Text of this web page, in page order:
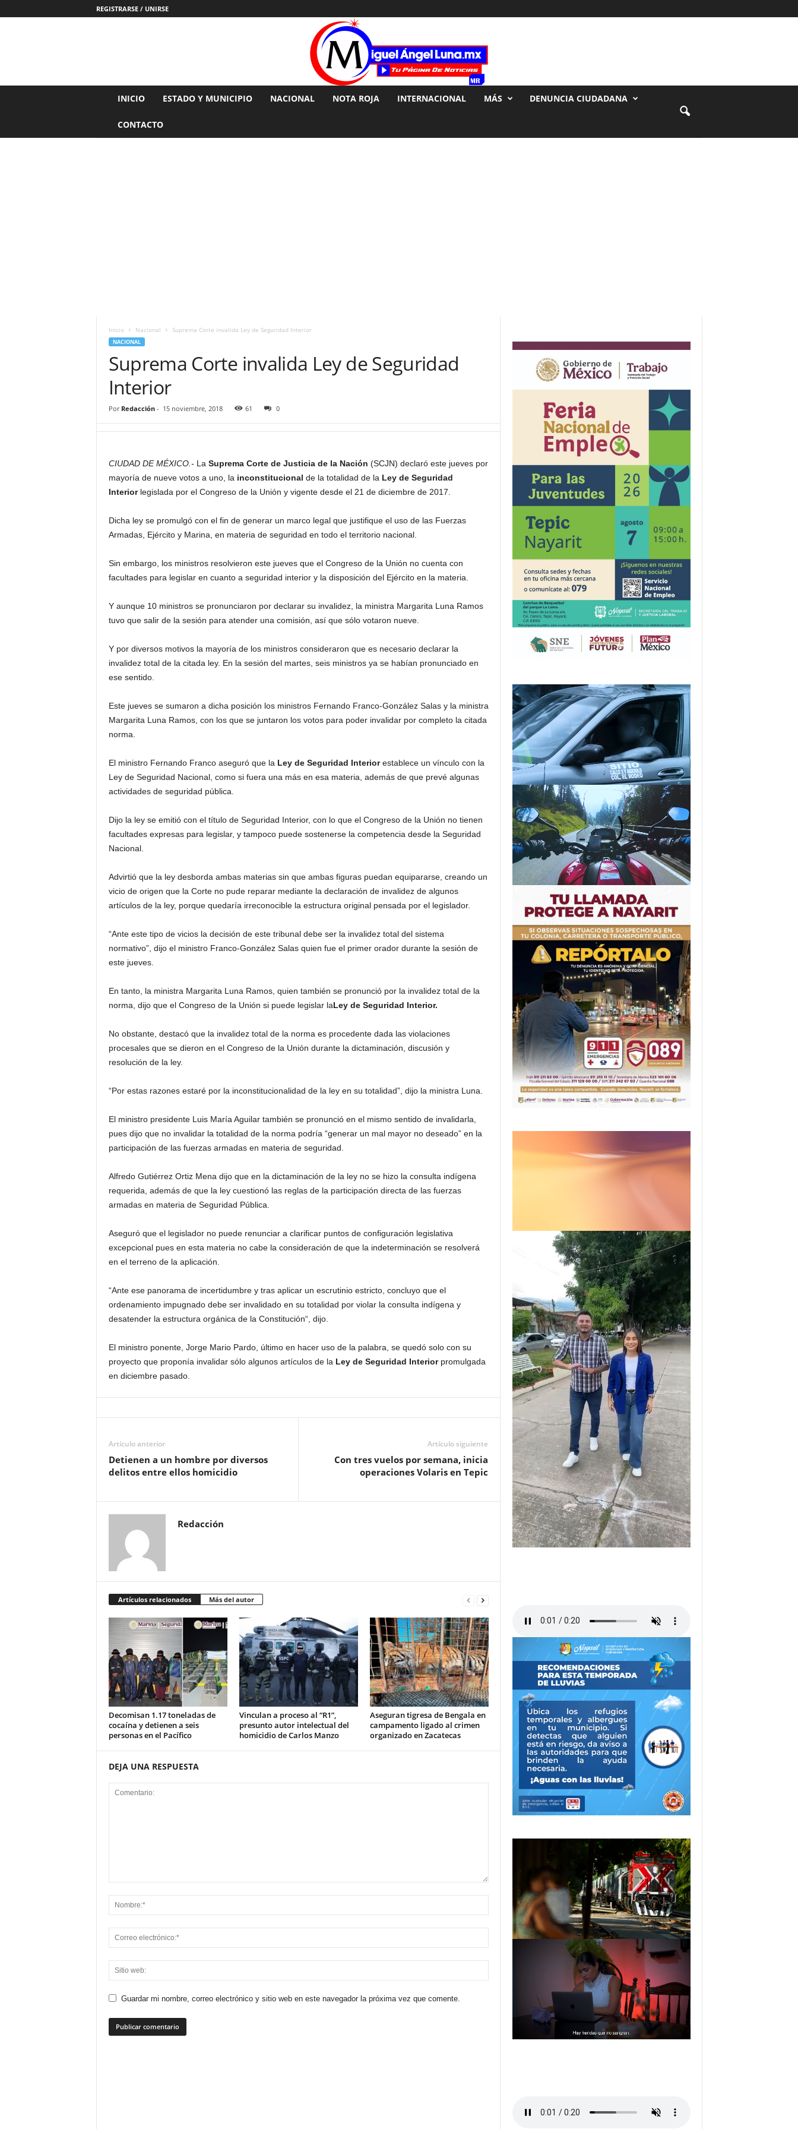
REGISTRARSE / UNIRSE
INICIO ESTADO Y MUNICIPIO NACIONAL NOTA ROJA INTERNACIONAL MÁS DENUNCIA CIUDADANA
CONTACTO
Inicio Nacional Suprema Corte invalida Ley de Seguridad Interior
NACIONAL
Suprema Corte invalida Ley de Seguridad
Interior
Por Redacción- 15 noviembre, 2018 61 0
CIUDAD DE MÉXICO.-La Suprema Corte de Justicia de la Nación (SCJN) declaró este jueves por
mayoría de nueve votos a uno, la inconstitucional de la totalidad de la Ley de Seguridad
Interior legislada por el Congreso de la Unión y vigente desde el 21 de diciembre de 2017.
Dicha ley se promulgó con el fin de generar un marco legal que justifique el uso de las Fuerzas
Armadas, Ejército y Marina, en materia de seguridad en todo el territorio nacional.
Sin embargo, los ministros resolvieron este jueves que el Congreso de la Unión no cuenta con
facultades para legislar en cuanto a seguridad interior y la disposición del Ejército en la materia.
Y aunque 10 ministros se pronunciaron por declarar su invalidez, la ministra Margarita Luna Ramos
tuvo que salir de la sesión para atender una comisión, así que sólo votaron nueve.
Y por diversos motivos la mayoría de los ministros consideraron que es necesario declarar la
invalidez total de la citada ley. En la sesión del martes, seis ministros ya se habían pronunciado en
ese sentido.
Este jueves se sumaron a dicha posición los ministros Fernando Franco-González Salas y la ministra
Margarita Luna Ramos, con los que se juntaron los votos para poder invalidar por completo la citada
norma.
El ministro Fernando Franco aseguró que la Ley de Seguridad Interiorestablece un vínculo con la
Ley de Seguridad Nacional, como si fuera una más en esa materia, además de que prevé algunas
actividades de seguridad pública.
Dijo la ley se emitió con el título de Seguridad Interior, con lo que el Congreso de la Unión no tienen
facultades expresas para legislar, y tampoco puede sostenerse la competencia desde la Seguridad
Nacional.
Advirtió que la ley desborda ambas materias sin que ambas figuras puedan equipararse, creando un
vicio de origen que la Corte no pude reparar mediante la declaración de invalidez de algunos
artículos de la ley, porque quedaría irreconocible la estructura original pensada por el legislador.
“Ante este tipo de vicios la decisión de este tribunal debe ser la invalidez total del sistema
normativo”, dijo el ministro Franco-González Salas quien fue el primer orador durante la sesión de
este jueves.
En tanto, la ministra Margarita Luna Ramos, quien también se pronunció por la invalidez total de la
norma, dijo que el Congreso de la Unión si puede legislar laLey de Seguridad Interior.
No obstante, destacó que la invalidez total de la norma es procedente dada las violaciones
procesales que se dieron en el Congreso de la Unión durante la dictaminación, discusión y
resolución de la ley.
“Por estas razones estaré por la inconstitucionalidad de la ley en su totalidad”, dijo la ministra Luna.
El ministro presidente Luis María Aguilar también se pronunció en el mismo sentido de invalidarla,
pues dijo que no invalidar la totalidad de la norma podría “generar un mal mayor no deseado” en la
participación de las fuerzas armadas en materia de seguridad.
Alfredo Gutiérrez Ortiz Mena dijo que en la dictaminación de la ley no se hizo la consulta indígena
requerida, además de que la ley cuestionó las reglas de la participación directa de las fuerzas
armadas en materia de Seguridad Pública.
Aseguró que el legislador no puede renunciar a clarificar puntos de configuración legislativa
excepcional pues en esta materia no cabe la consideración de que la indeterminación se resolverá
en el terreno de la aplicación.
“Ante ese panorama de incertidumbre y tras aplicar un escrutinio estricto, concluyo que el
ordenamiento impugnado debe ser invalidado en su totalidad por violar la consulta indígena y
desatender la estructura orgánica de la Constitución“, dijo.
El ministro ponente, Jorge Mario Pardo, último en hacer uso de la palabra, se quedó solo con su
proyecto que proponía invalidar sólo algunos artículos de la Ley de Seguridad Interior promulgada
en diciembre pasado.
Artículo anterior
Detienen a un hombre por diversos
delitos entre ellos homicidio
Artículo siguiente
Con tres vuelos por semana, inicia
operaciones Volaris en Tepic
Redacción
Artículos relacionados Más del autor
Decomisan 1.17 toneladas de
cocaína y detienen a seis
personas en el Pacífico
Vinculan a proceso al “R1”,
presunto autor intelectual del
homicidio de Carlos Manzo
Aseguran tigresa de Bengala en
campamento ligado al crimen
organizado en Zacatecas
DEJA UNA RESPUESTA
Guardar mi nombre, correo electrónico y sitio web en este navegador la próxima vez que comente.